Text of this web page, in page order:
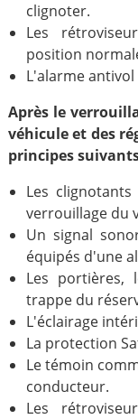
clignoter.
Les
position
L'alarme
Après le
véhicule et des
principes
Les
verrouillage du
Un signal
équipés d'une
Les
trappe du
L'éclairage
La protection
Le témoin
conducteur.
Les